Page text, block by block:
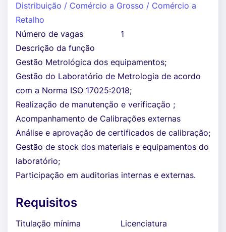
Distribuição / Comércio a Grosso / Comércio a
Retalho
Número de vagas
1
Descrição da função
Gestão Metrológica dos equipamentos;
Gestão do Laboratório de Metrologia de acordo
com a Norma ISO 17025:2018;
Realização de manutenção e verificação ;
Acompanhamento de Calibrações externas
Análise e aprovação de certificados de calibração;
Gestão de stock dos materiais e equipamentos do
laboratório;
Participação em auditorias internas e externas.
Requisitos
Titulação mínima
Licenciatura